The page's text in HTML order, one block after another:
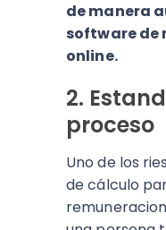
de manera
software de
online.
2.
proceso
Uno de los
de cálculo